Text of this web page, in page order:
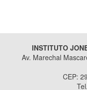
INSTITUTO
Av. Marechal
CEP: